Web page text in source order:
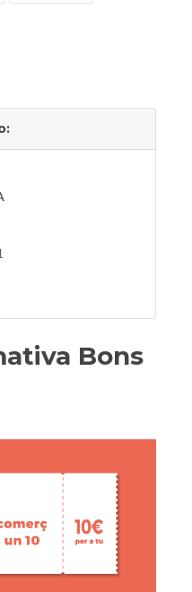
Bons